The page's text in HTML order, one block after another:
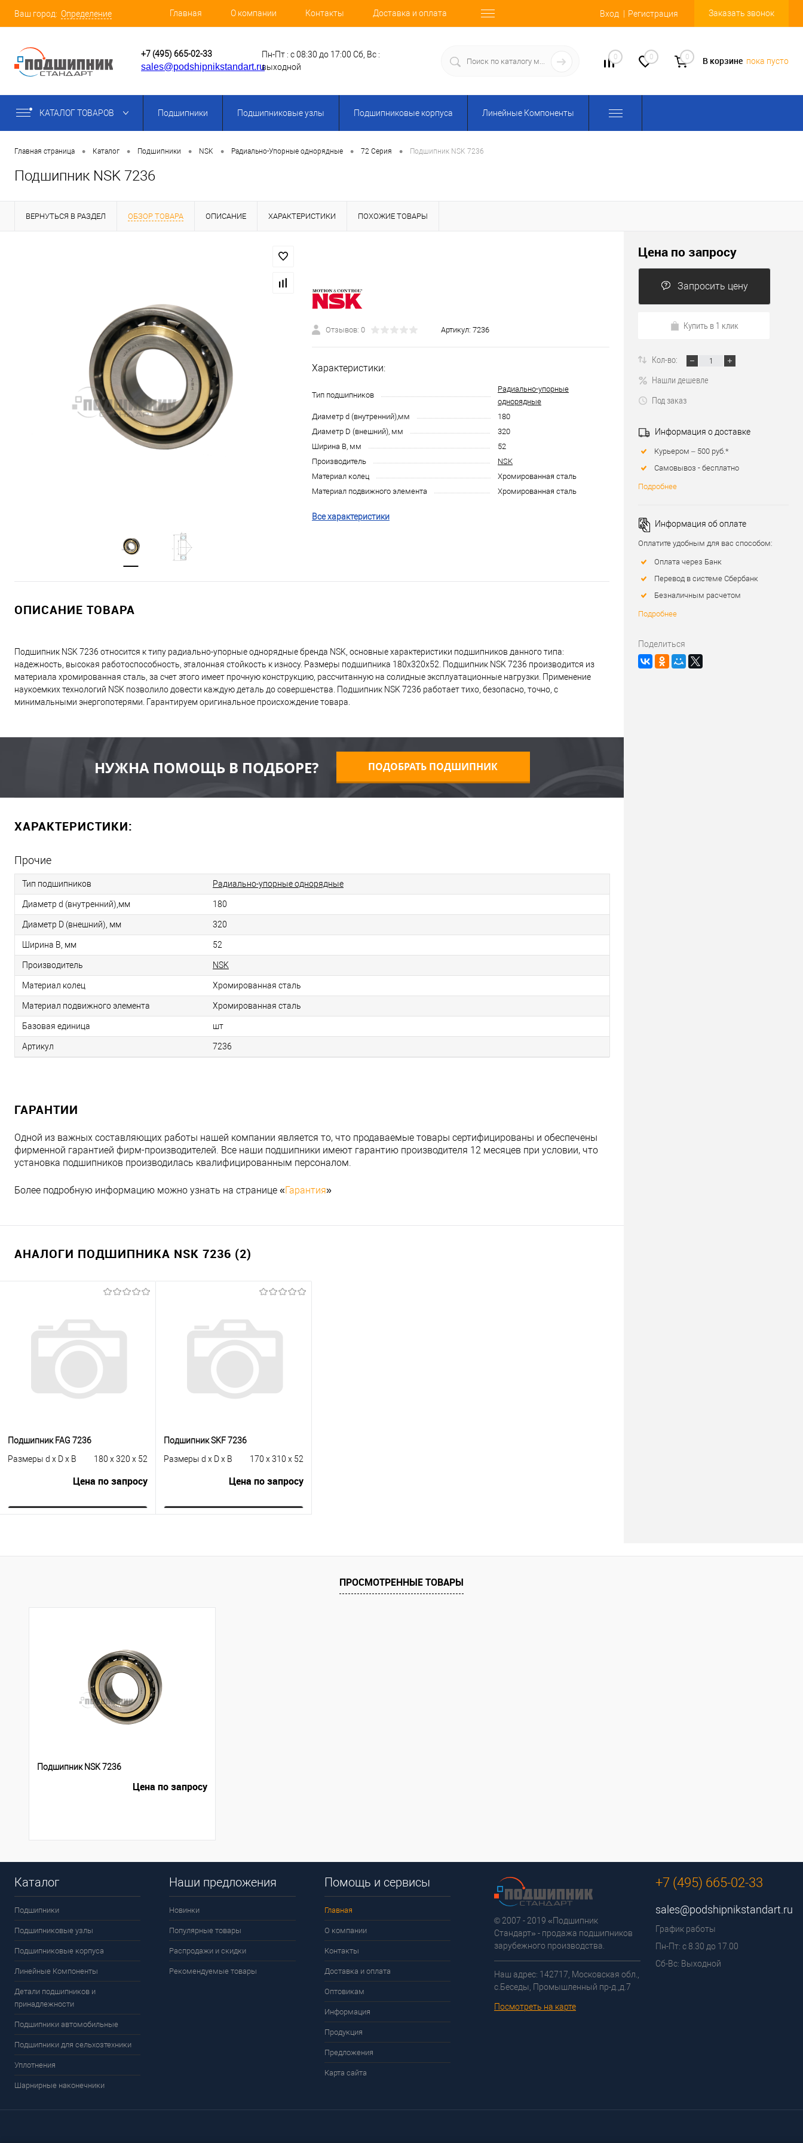
Ваш город: Определение Главная О компании Контакты Доставка и оплата Вход Регистрация Заказать звонок
+7 (495) 665-02-33
sales@podshipnikstandart.ru
Пн-Пт : с 08:30 до 17:00 Сб, Вс :
выходной
0 0 0 В корзине пока пусто
КАТАЛОГ ТОВАРОВ Подшипники Подшипниковые узлы Подшипниковые корпуса Линейные Компоненты
Главная страница • Каталог • Подшипники • NSK • Радиально-Упорные однорядные • 72 Серия • Подшипник NSK 7236
Подшипник NSK 7236
ВЕРНУТЬСЯ В РАЗДЕЛ ОБЗОР ТОВАРА ОПИСАНИЕ ХАРАКТЕРИСТИКИ ПОХОЖИЕ ТОВАРЫ
Отзывов: 0 Артикул: 7236
Характеристики:
Тип подшипников
Радиально-упорные
однорядные
Диаметр d (внутренний),мм
180
Диаметр D (внешний), мм
320
Ширина B, мм
52
Производитель
NSK
Материал колец
Хромированная сталь
Материал подвижного элемента
Хромированная сталь
Все характеристики
ОПИСАНИЕ ТОВАРА
Подшипник NSK 7236 относится к типу радиально-упорные однорядные бренда NSK, основные характеристики подшипников данного типа:
надежность, высокая работоспособность, эталонная стойкость к износу. Размеры подшипника 180x320x52. Подшипник NSK 7236 производится из
материала хромированная сталь, за счет этого имеет прочную конструкцию, рассчитанную на солидные эксплуатационные нагрузки. Применение
наукоемких технологий NSK позволило довести каждую деталь до совершенства. Подшипник NSK 7236 работает тихо, безопасно, точно, с
минимальными энергопотерями. Гарантируем оригинальное происхождение товара.
НУЖНА ПОМОЩЬ В ПОДБОРЕ? ПОДОБРАТЬ ПОДШИПНИК
ХАРАКТЕРИСТИКИ:
Прочие
Тип подшипников Радиально-упорные однорядные
Диаметр d (внутренний),мм 180
Диаметр D (внешний), мм 320
Ширина B, мм 52
Производитель NSK
Материал колец Хромированная сталь
Материал подвижного элемента Хромированная сталь
Базовая единица шт
Артикул 7236
ГАРАНТИИ
Одной из важных составляющих работы нашей компании является то, что продаваемые товары сертифицированы и обеспечены
фирменной гарантией фирм-производителей. Все наши подшипники имеют гарантию производителя 12 месяцев при условии, что
установка подшипников производилась квалифицированным персоналом.
Более подробную информацию можно узнать на странице «Гарантия»
АНАЛОГИ ПОДШИПНИКА NSK 7236 (2)
Подшипник FAG 7236
Размеры d x D x B
180 x 320 x 52
Цена по запросу
Купить в 1 клик
К сравнению
Подшипник SKF 7236
Размеры d x D x B
170 x 310 x 52
Цена по запросу
Купить в 1 клик
К сравнению
Цена по запросу
Запросить цену
Купить в 1 клик
Кол-во:
Нашли дешевле
Под заказ
Информация о доставке
Курьером – 500 руб.*
Самовывоз - бесплатно
Подробнее
Информация об оплате
Оплатите удобным для вас способом:
Оплата через Банк
Перевод в системе Сбербанк
Безналичным расчетом
Подробнее
Поделиться
ПРОСМОТРЕННЫЕ ТОВАРЫ
Подшипник NSK 7236
Цена по запросу
Каталог
Подшипники
Подшипниковые узлы
Подшипниковые корпуса
Линейные Компоненты
Детали подшипников и
принадлежности
Подшипники автомобильные
Подшипники для сельхозтехники
Уплотнения
Шарнирные наконечники
Наши предложения
Новинки
Популярные товары
Распродажи и скидки
Рекомендуемые товары
Помощь и сервисы
Главная
О компании
Контакты
Доставка и оплата
Оптовикам
Информация
Продукция
Предложения
Карта сайта
© 2007 - 2019 «Подшипник
Стандарт» - продажа подшипников
зарубежного производства.
Наш адрес: 142717, Московская обл.,
с.Беседы, Промышленный пр-д.,д.7
Посмотреть на карте
+7 (495) 665-02-33
sales@podshipnikstandart.ru
График работы
Пн-Пт: с 8.30 до 17.00
Сб-Вс: Выходной